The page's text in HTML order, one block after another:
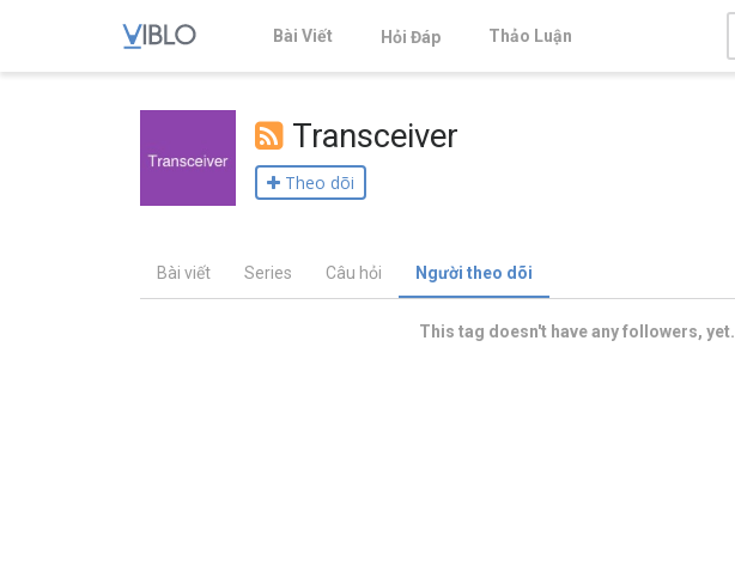
Bài Viết Hỏi Đáp Thảo Luận
Transceiver
Theo dõi
Bài viết Series Câu hỏi Người theo dõi
This tag doesn't have any followers, yet.